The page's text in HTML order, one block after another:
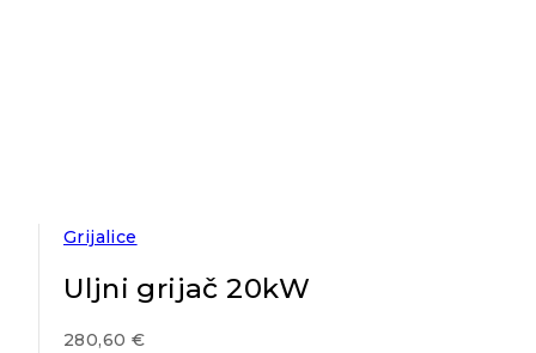
Grijalice
Uljni grijač 20kW
280,60 €